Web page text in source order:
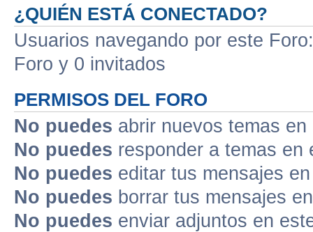
¿QUIÉN ESTÁ CONECTADO?
Usuarios navegando por este
Foro y 0 invitados
PERMISOS DEL FORO
No puedes abrir nuevos temas
No puedes responder a temas en
No puedes editar tus mensajes
No puedes borrar tus mensajes
No puedes enviar adjuntos en